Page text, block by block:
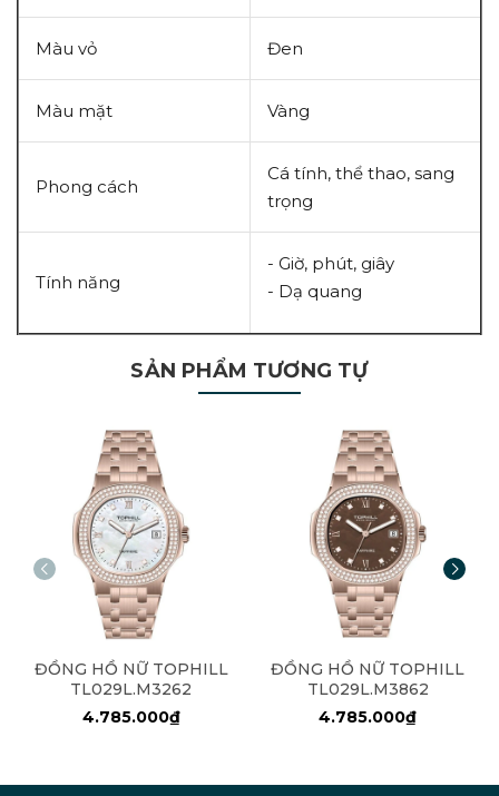
Màu vỏ Đen
Màu mặt Vàng
Phong cách
Cá tính, thể thao, sang
trọng
Tính năng
- Giờ, phút, giây
- Dạ quang
SẢN PHẨM TƯƠNG TỰ
ĐỒNG HỒ NỮ TOPHILL
TL029L.M3262
4.785.000₫
ĐỒNG HỒ NỮ TOPHILL
TL029L.M3862
4.785.000₫